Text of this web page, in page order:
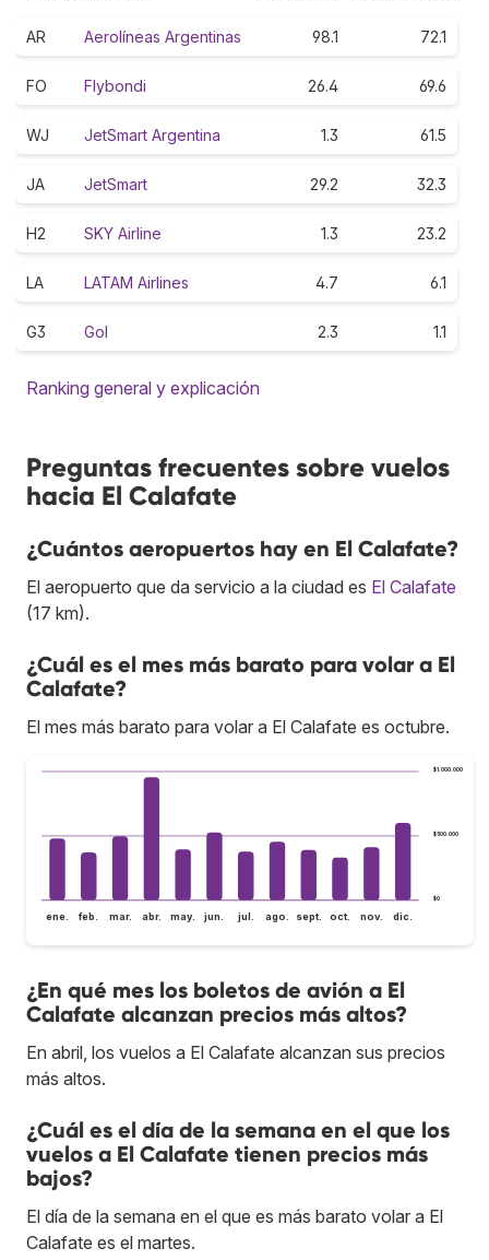
AR Aerolíneas Argentinas 98.1 72.1
FO Flybondi 26.4 69.6
WJ JetSmart Argentina 1.3 61.5
JA JetSmart 29.2 32.3
H2 SKY Airline 1.3 23.2
LA LATAM Airlines 4.7 6.1
G3 Gol 2.3 1.1
Ranking general y explicación
Preguntas frecuentes sobre vuelos
hacia El Calafate
¿Cuántos aeropuertos hay en El Calafate?
El aeropuerto que da servicio a la ciudad es El Calafate
(17 km).
¿Cuál es el mes más barato para volar a El
Calafate?
El mes más barato para volar a El Calafate es octubre.
$0
$500.000
$1.000.000
ene. feb. mar. abr. may. jun. jul. ago. sept. oct. nov. dic.
¿En qué mes los boletos de avión a El
Calafate alcanzan precios más altos?
En abril, los vuelos a El Calafate alcanzan sus precios
más altos.
¿Cuál es el día de la semana en el que los
vuelos a El Calafate tienen precios más
bajos?
El día de la semana en el que es más barato volar a El
Calafate es el martes.